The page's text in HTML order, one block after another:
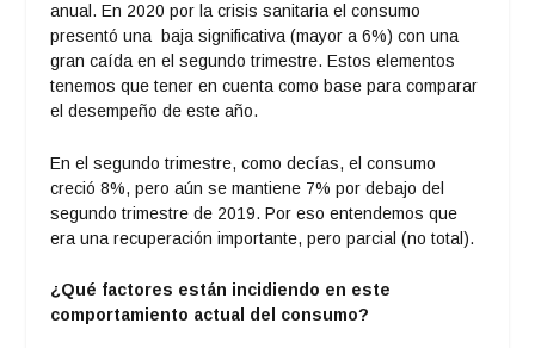
anual. En 2020 por la crisis sanitaria el consumo
presentó una baja significativa (mayor a 6%) con una
gran caída en el segundo trimestre. Estos elementos
tenemos que tener en cuenta como base para comparar
el desempeño de este año.
En el segundo trimestre, como decías, el consumo
creció 8%, pero aún se mantiene 7% por debajo del
segundo trimestre de 2019. Por eso entendemos que
era una recuperación importante, pero parcial (no total).
¿Qué factores están incidiendo en este
comportamiento actual del consumo?